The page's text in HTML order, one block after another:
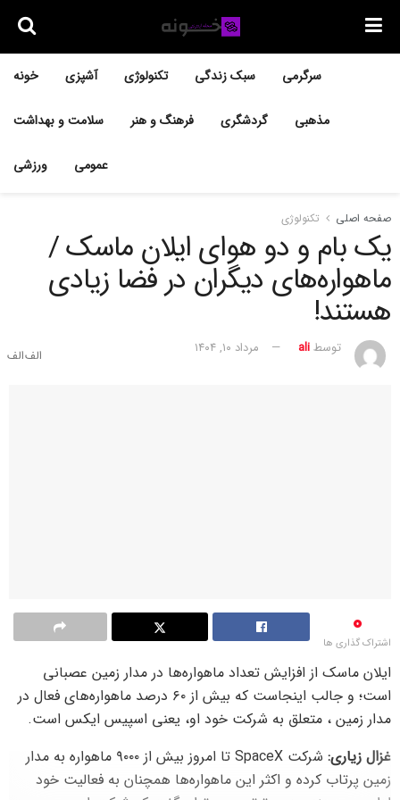
خونه آشپزی تکنولوژی سبک زندگی سرگرمی
سلامت و بهداشت فرهنگ و هنر گردشگری مذهبی
ورزشی عمومی
صفحه اصلی تکنولوژی
یک بام و دو هوای ایلان ماسک /
ماهواره‌های دیگران در فضا زیادی
هستند!
توسطali مرداد ۱۰, ۱۴۰۴
0
اشتراک گذاری ها
ایلان ماسک از افزایش تعداد ماهواره‌ها در مدار زمین عصبانی
است؛ و جالب اینجاست که بیش از ۶۰ درصد ماهواره‌های فعال در
مدار زمین ، متعلق به شرکت خود او، یعنی اسپیس ایکس است.
غزال زیاری:
شرکت SpaceX تا امروز بیش از ۹۰۰۰ ماهواره به مدار
زمین پرتاب کرده و اکثر این ماهواره‌ها همچنان به فعالیت خود